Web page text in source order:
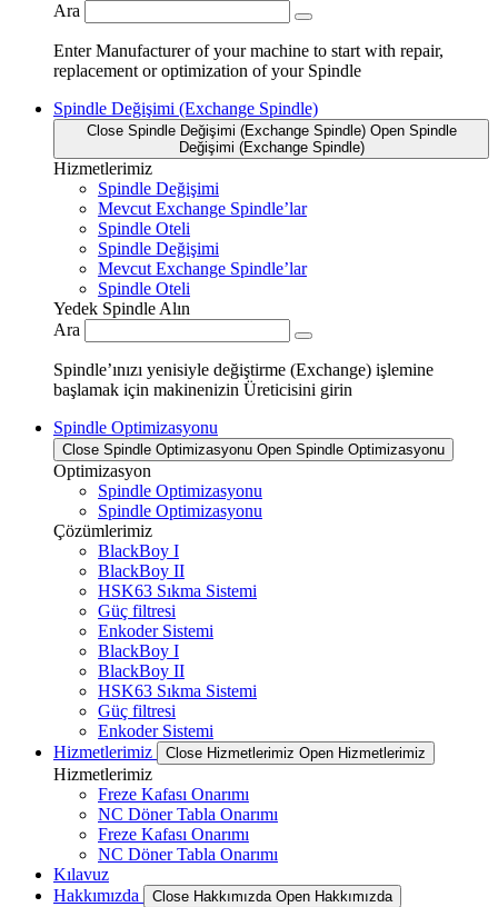
Ara
Enter Manufacturer of your machine to start with repair,
replacement or optimization of your Spindle
Spindle Değişimi (Exchange Spindle)
Close Spindle Değişimi (Exchange Spindle) Open Spindle
Değişimi (Exchange Spindle)
Hizmetlerimiz
Spindle Değişimi
Mevcut Exchange Spindle’lar
Spindle Oteli
Spindle Değişimi
Mevcut Exchange Spindle’lar
Spindle Oteli
Yedek Spindle Alın
Ara
Spindle’ınızı yenisiyle değiştirme (Exchange) işlemine
başlamak için makinenizin Üreticisini girin
Spindle Optimizasyonu
Close Spindle Optimizasyonu Open Spindle Optimizasyonu
Optimizasyon
Spindle Optimizasyonu
Spindle Optimizasyonu
Çözümlerimiz
BlackBoy I
BlackBoy II
HSK63 Sıkma Sistemi
Güç filtresi
Enkoder Sistemi
BlackBoy I
BlackBoy II
HSK63 Sıkma Sistemi
Güç filtresi
Enkoder Sistemi
Hizmetlerimiz
Close Hizmetlerimiz Open Hizmetlerimiz
Hizmetlerimiz
Freze Kafası Onarımı
NC Döner Tabla Onarımı
Freze Kafası Onarımı
NC Döner Tabla Onarımı
Kılavuz
Hakkımızda
Close Hakkımızda Open Hakkımızda